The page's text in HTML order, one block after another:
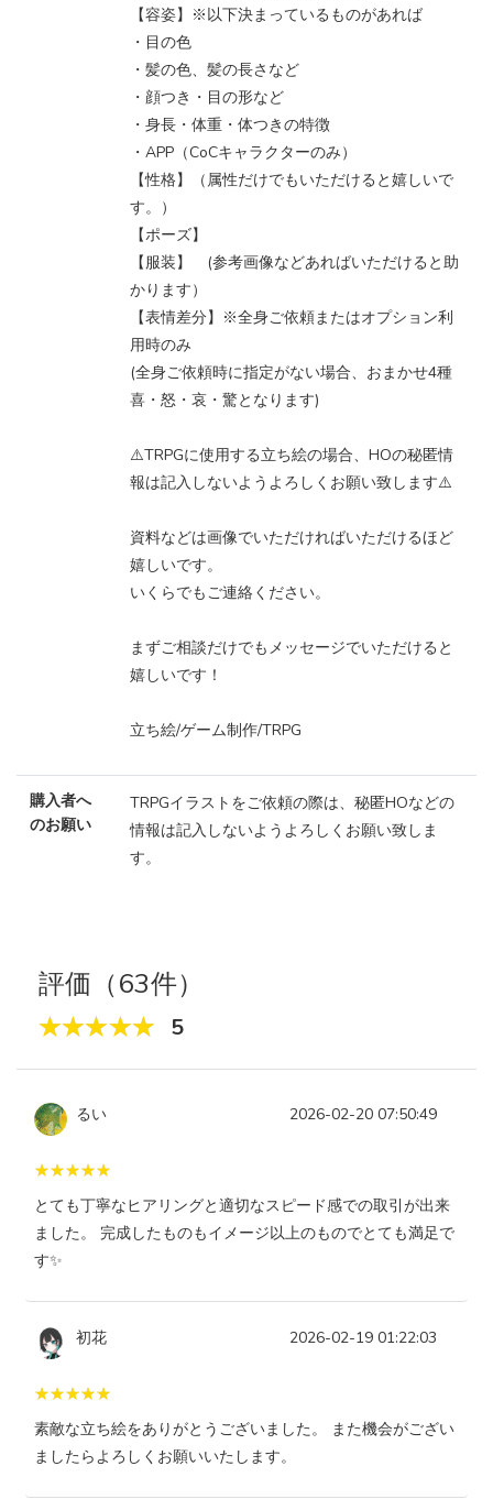
【容姿】※以下決まっているものがあれば
・目の色
・髪の色、髪の長さなど
・顔つき・目の形など
・身長・体重・体つきの特徴
・APP（CoCキャラクターのみ）
【性格】（属性だけでもいただけると嬉しいで
す。）
【ポーズ】
【服装】 (参考画像などあればいただけると助
かります）
【表情差分】※全身ご依頼またはオプション利
用時のみ
(全身ご依頼時に指定がない場合、おまかせ4種
喜・怒・哀・驚となります)
⚠️TRPGに使用する立ち絵の場合、HOの秘匿情
報は記入しないようよろしくお願い致します⚠️
資料などは画像でいただければいただけるほど
嬉しいです。
いくらでもご連絡ください。
まずご相談だけでもメッセージでいただけると
嬉しいです！
立ち絵/ゲーム制作/TRPG
購入者へ
のお願い
TRPGイラストをご依頼の際は、秘匿HOなどの
情報は記入しないようよろしくお願い致しま
す。
評価（63件）
5
るい 2026-02-20 07:50:49
とても丁寧なヒアリングと適切なスピード感での取引が出来
ました。 完成したものもイメージ以上のものでとても満足で
す✨
初花 2026-02-19 01:22:03
素敵な立ち絵をありがとうございました。 また機会がござい
ましたらよろしくお願いいたします。